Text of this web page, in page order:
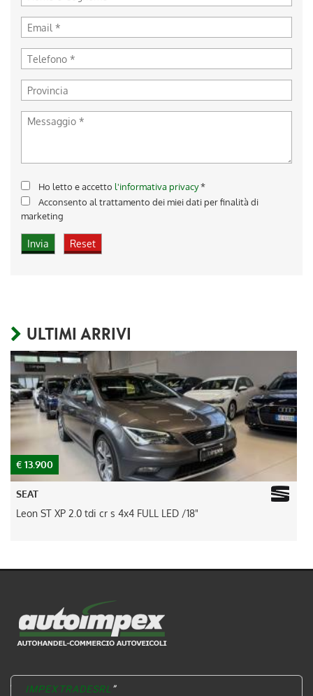
Ho letto e accetto l'informativa privacy*
Acconsento al trattamento dei miei dati per finalità di
marketing
ULTIMI ARRIVI
€ 13.900
SEAT
Leon ST XP 2.0 tdi cr s 4x4 FULL LED /18"
IMPEXTRADESRL